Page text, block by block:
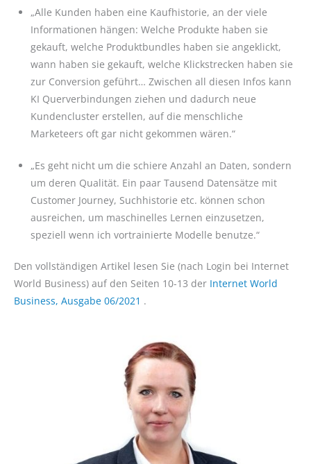
„Alle Kunden haben eine Kaufhistorie, an der viele
Informationen hängen: Welche Produkte haben sie
gekauft, welche Produktbundles haben sie angeklickt,
wann haben sie gekauft, welche Klickstrecken haben sie
zur Conversion geführt… Zwischen all diesen Infos kann
KI Querverbindungen ziehen und dadurch neue
Kundencluster erstellen, auf die menschliche
Marketeers oft gar nicht gekommen wären.“
„Es geht nicht um die schiere Anzahl an Daten, sondern
um deren Qualität. Ein paar Tausend Datensätze mit
Customer Journey, Suchhistorie etc. können schon
ausreichen, um maschinelles Lernen einzusetzen,
speziell wenn ich vortrainierte Modelle benutze.“
Den vollständigen Artikel lesen Sie (nach Login bei Internet
World Business) auf den Seiten 10-13 der Internet World
Business, Ausgabe 06/2021 .